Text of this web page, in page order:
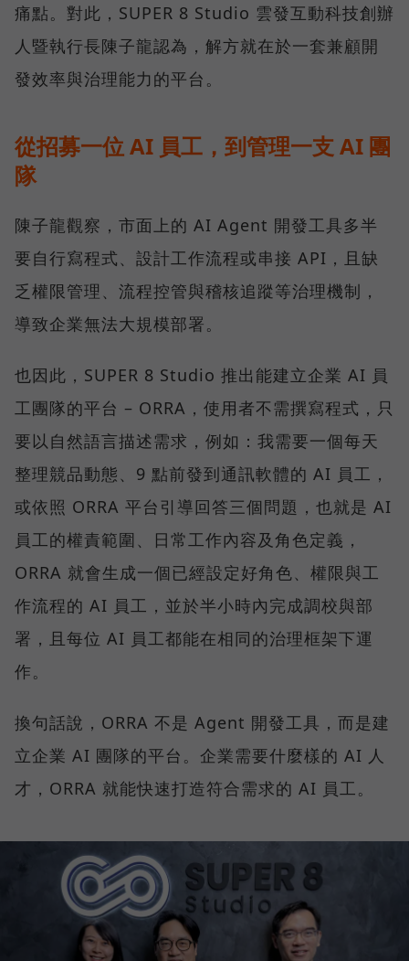
痛點。對此，SUPER 8 Studio 雲發互動科技創辦
人暨執行長陳子龍認為，解方就在於一套兼顧開
發效率與治理能力的平台。
從招募一位 AI 員工，到管理一支 AI 團
隊
陳子龍觀察，市面上的 AI Agent 開發工具多半
要自行寫程式、設計工作流程或串接 API，且缺
乏權限管理、流程控管與稽核追蹤等治理機制，
導致企業無法大規模部署。
也因此，SUPER 8 Studio 推出能建立企業 AI 員
工團隊的平台 – ORRA，使用者不需撰寫程式，只
要以自然語言描述需求，例如：我需要一個每天
整理競品動態、9 點前發到通訊軟體的 AI 員工，
或依照 ORRA 平台引導回答三個問題，也就是 AI
員工的權責範圍、日常工作內容及角色定義，
ORRA 就會生成一個已經設定好角色、權限與工
作流程的 AI 員工，並於半小時內完成調校與部
署，且每位 AI 員工都能在相同的治理框架下運
作。
換句話說，ORRA 不是 Agent 開發工具，而是建
立企業 AI 團隊的平台。企業需要什麼樣的 AI 人
才，ORRA 就能快速打造符合需求的 AI 員工。